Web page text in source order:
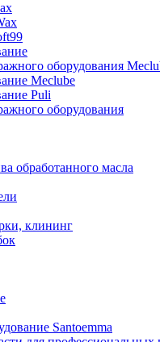
оборудования
Meclube
Puli
оборудования
обработанного масла
клининг
Santoemma